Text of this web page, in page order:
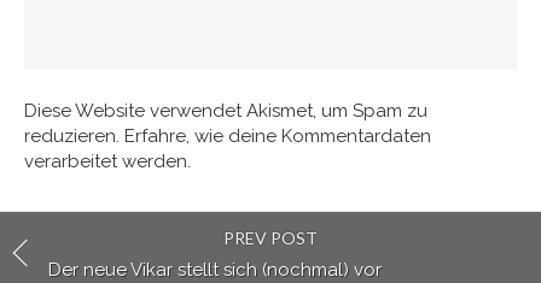
Diese Website verwendet Akismet, um Spam zu
reduzieren. Erfahre, wie deine Kommentardaten
verarbeitet werden.
PREV POST
Der neue Vikar stellt sich (nochmal) vor